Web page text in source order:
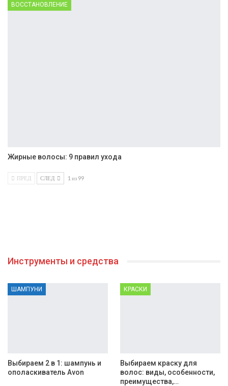
ВОССТАНОВЛЕНИЕ
Жирные волосы: 9 правил ухода
ПРЕД СЛЕД 1 из 99
Инструменты и средства
ШАМПУНИ
Выбираем 2 в 1: шампунь и
ополаскиватель Avon
КРАСКИ
Выбираем краску для
волос: виды, особенности,
преимущества,…